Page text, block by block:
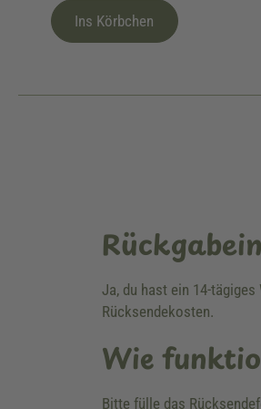
Ins Körbchen
Ja, du hast ein 14-
Rücksendekosten.
Wie
Bitte fülle das